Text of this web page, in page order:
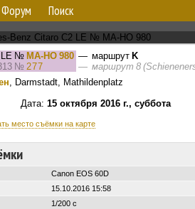
Форум Поиск
№ MA-HO 980 — маршрут K
№ 277 — маршрут 8
, Darmstadt, Mathildenplatz
15 октября 2016 г., суббота
место съёмки на карте
Canon EOS 60D
15.10.2016 15:58
1/200 с